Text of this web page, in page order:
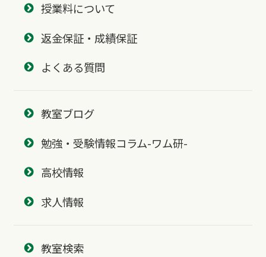
授業料について
返金保証・成績保証
よくある質問
教室ブログ
勉強・受験情報コラム-ワム研-
高校情報
求人情報
教室検索